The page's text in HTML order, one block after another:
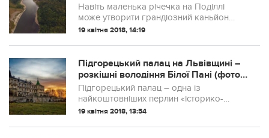
Навіть маленька річечка на Поділлі
може утворити грандіозний каньйон
висотою кілька десятків метрів.
виглядають восени.
19 квітня 2018, 14:19
Підгорецький палац на Львівщині –
розкішні володіння Білої Пані (фото,
відео)
Підгорецький палац – одна із
найкоштовніших перлин «історико-
архітектурної колекції» Західної України.
19 квітня 2018, 13:54